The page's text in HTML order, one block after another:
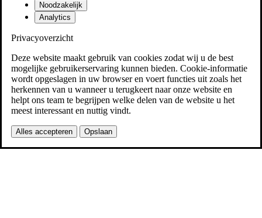
Noodzakelijk
Analytics
Privacyoverzicht
Deze website maakt gebruik van cookies zodat wij u de best
mogelijke gebruikerservaring kunnen bieden. Cookie-informatie
wordt opgeslagen in uw browser en voert functies uit zoals het
herkennen van u wanneer u terugkeert naar onze website en
helpt ons team te begrijpen welke delen van de website u het
meest interessant en nuttig vindt.
Alles accepteren Opslaan